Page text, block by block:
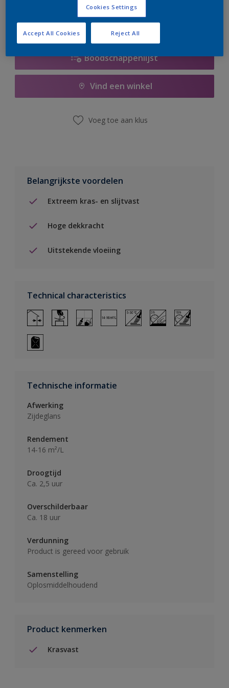
Boodschappenlijst
Vind een winkel
Voeg toe aan klus
Belangrijkste voordelen
Extreem kras- en slijtvast
Hoge dekkracht
Uitstekende vloeiing
Technical characteristics
Technische informatie
Afwerking
Zijdeglans
Rendement
14-16 m²/L
Droogtijd
Ca. 2,5 uur
Overschilderbaar
Ca. 18 uur
Verdunning
Product is gereed voor gebruik
Samenstelling
Oplosmiddelhoudend
Product kenmerken
Krasvast
Cookies Settings
Reject All
Accept All Cookies